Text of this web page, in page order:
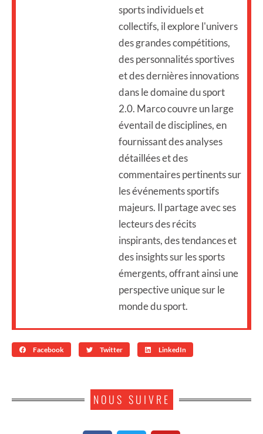
sports individuels et
collectifs, il explore l'univers
des grandes compétitions,
des personnalités sportives
et des dernières innovations
dans le domaine du sport
2.0. Marco couvre un large
éventail de disciplines, en
fournissant des analyses
détaillées et des
commentaires pertinents sur
les événements sportifs
majeurs. Il partage avec ses
lecteurs des récits
inspirants, des tendances et
des insights sur les sports
émergents, offrant ainsi une
perspective unique sur le
monde du sport.
Facebook Twitter LinkedIn
NOUS SUIVRE